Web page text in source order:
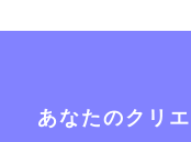
あなたのクリ